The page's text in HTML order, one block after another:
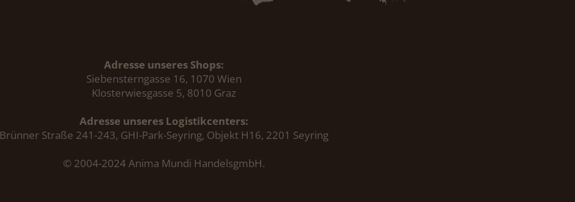
Adresse unseres Shops:
Siebensterngasse 16, 1070 Wien
Klosterwiesgasse 5, 8010 Graz
Adresse unseres Logistikcenters:
Brünner Straße 241-243, GHI-Park-Seyring, Objekt H16, 2201 Seyring
© 2004-2024 Anima Mundi HandelsgmbH.